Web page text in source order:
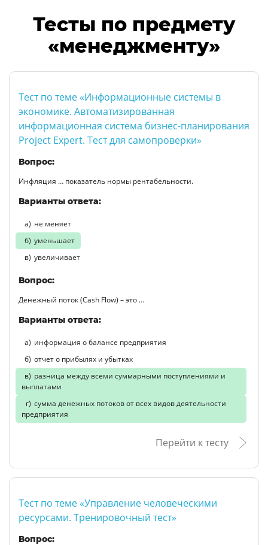
Тесты по предмету
«менеджменту»
Тест по теме «Информационные системы в
экономике. Автоматизированная
информационная система бизнес-планирования
Project Expert. Тест для самопроверки»
Вопрос:
Инфляция … показатель нормы рентабельности.
Варианты ответа:
не меняет
уменьшает
увеличивает
Вопрос:
Денежный поток (Cash Flow) – это …
Варианты ответа:
информация о балансе предприятия
отчет о прибылях и убытках
разница между всеми суммарными поступлениями и
выплатами
сумма денежных потоков от всех видов деятельности
предприятия
Перейти к тесту
Тест по теме «Управление человеческими
ресурсами. Тренировочный тест»
Вопрос: